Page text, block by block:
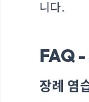
니다.
FAQ -
장례 염